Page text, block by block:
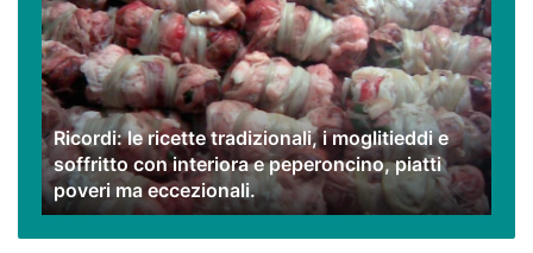
ricette
tradizionali,
i
moglitieddi
e
soffritto
con
interiora
e
peperoncino,
Ricordi: le ricette tradizionali, i moglitieddi e
soffritto con interiora e peperoncino, piatti
poveri ma eccezionali.